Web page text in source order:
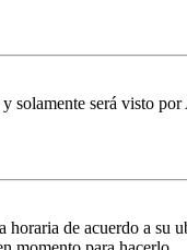
solamente será visto
de acuerdo a su